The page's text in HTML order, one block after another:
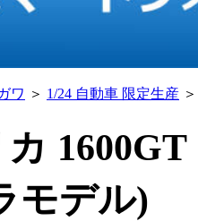
ワ ＞ 1/24 自動車 限定生産 ＞
カ
モデル)